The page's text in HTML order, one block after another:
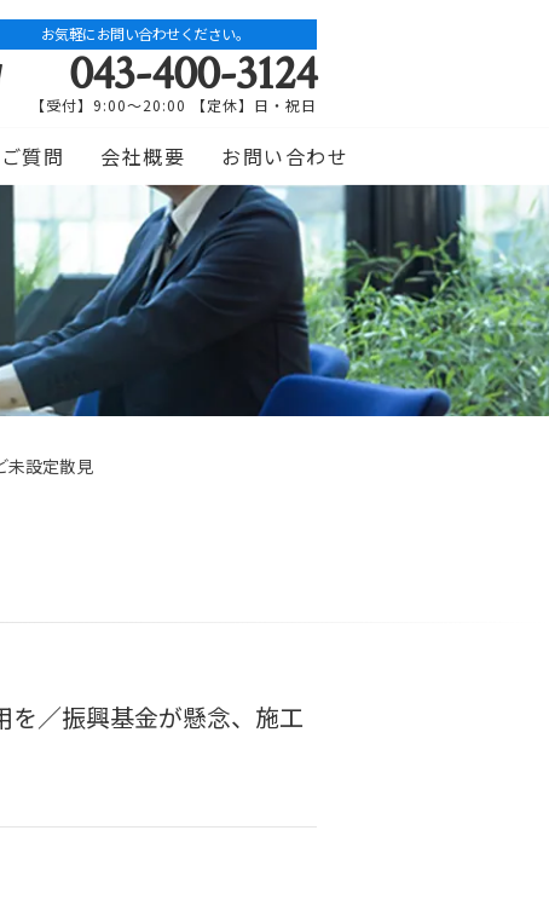
お気軽にお問い合わせください。
043-400-3124
【受付】9:00～20:00 【定休】日・祝日
質問 会社概要 お問い合わせ
未設定散見
を／振興基金が懸念、施工